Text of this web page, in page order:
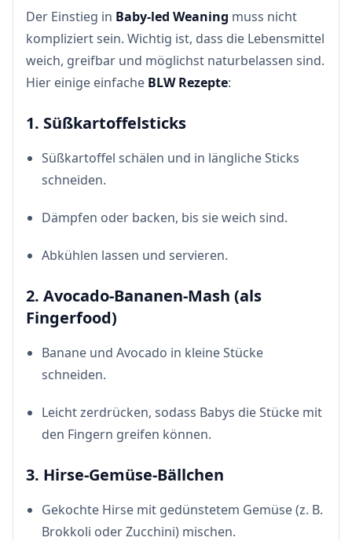
Der Einstieg in Baby-led Weaning muss nicht
kompliziert sein. Wichtig ist, dass die Lebensmittel
weich, greifbar und möglichst naturbelassen sind.
Hier einige einfache BLW Rezepte:
1. Süßkartoffelsticks
Süßkartoffel schälen und in längliche Sticks
schneiden.
Dämpfen oder backen, bis sie weich sind.
Abkühlen lassen und servieren.
2. Avocado-Bananen-Mash (als
Fingerfood)
Banane und Avocado in kleine Stücke
schneiden.
Leicht zerdrücken, sodass Babys die Stücke mit
den Fingern greifen können.
3. Hirse-Gemüse-Bällchen
Gekochte Hirse mit gedünstetem Gemüse (z. B.
Brokkoli oder Zucchini) mischen.